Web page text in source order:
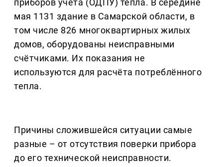
приборов учёта (ОДПУ) тепла. В середине
мая 1131 здание в Самарской области, в
том числе 826 многоквартирных жилых
домов, оборудованы неисправными
счётчиками. Их показания не
используются для расчёта потреблённого
тепла.
Причины сложившейся ситуации самые
разные – от отсутствия поверки прибора
до его технической неисправности.